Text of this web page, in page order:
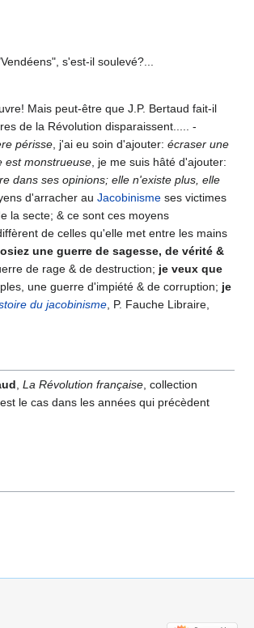
s'est-il soulevé?...
Mais peut-être que J.P. Bertaud fait-il
de la Révolution disparaissent..... -
périsse, j'ai eu soin d'ajouter: écraser une
est monstrueuse, je me suis hâté d'ajouter:
dans ses opinions; elle n'existe plus, elle
d'arracher au Jacobinisme ses victimes
la secte; & ce sont ces moyens
de celles qu'elle met entre les mains
une guerre de sagesse, de vérité &
de rage & de destruction; je veux que
une guerre d'impiété & de corruption; je
du jacobinisme, P. Fauche Libraire,
,La Révolution française , collection
le cas dans les années qui précèdent